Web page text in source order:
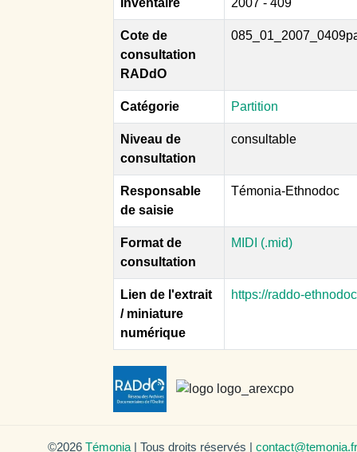
Cote de
consultation
RADdO
Catégorie Partition
Niveau de
consultation
consultable
Responsable
de saisie
Témonia-Ethnodoc
Format de
consultation
MIDI (.mid)
Lien de l'extrait
/ miniature
numérique
https://raddo-
©2026 Témonia | Tous droits réservés | contact@temonia.fr